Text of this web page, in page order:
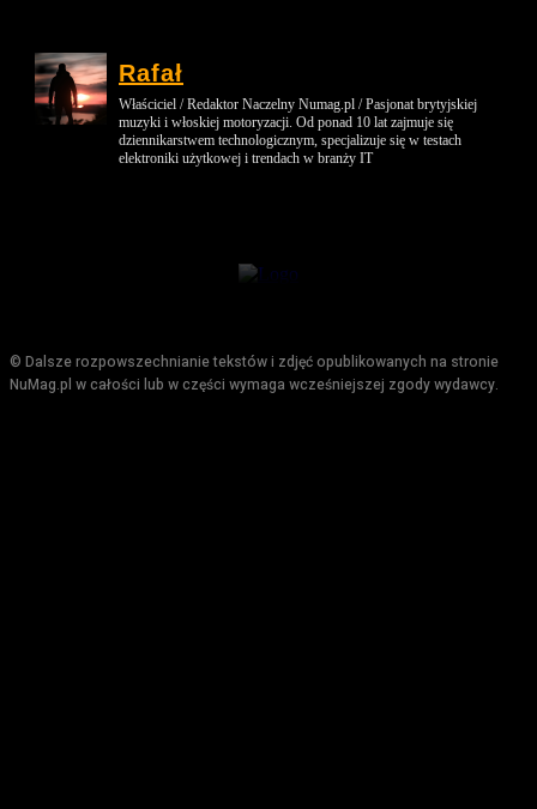
Rafał
Właściciel / Redaktor Naczelny Numag.pl / Pasjonat brytyjskiej
muzyki i włoskiej motoryzacji. Od ponad 10 lat zajmuje się
dziennikarstwem technologicznym, specjalizuje się w testach
elektroniki użytkowej i trendach w branży IT
© Dalsze rozpowszechnianie tekstów i zdjęć opublikowanych na stronie
NuMag.pl w całości lub w części wymaga wcześniejszej zgody wydawcy.